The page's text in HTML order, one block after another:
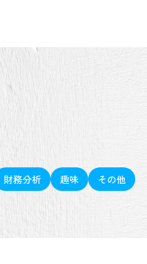
財務分析 趣味 その他